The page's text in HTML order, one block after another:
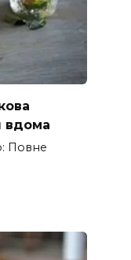
вдома
Повне